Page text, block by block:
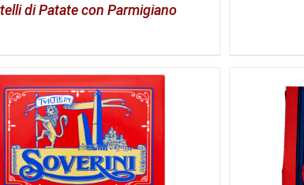
di Patate con Parmigiano